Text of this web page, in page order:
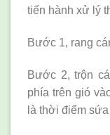
tiến hành xử lý
Bước 1, rang
Bước 2, trộn
phía trên gió
là thời điểm